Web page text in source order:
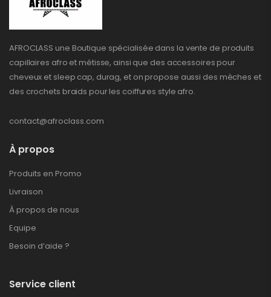
AFROCLASS une Boutique spécialisée dans la vente de produits
capillaires afro et métisse, ainsi que des accessoires pour
cheveux et sleep cap, durag, et on propose aussi des mèches et
des crochets braids pour les coiffures style afro.
contact@afroclass.com
À propos
Produits en Promo
Livraison
À propos de nous
Equipe
Besoin d’aide ?
Service client